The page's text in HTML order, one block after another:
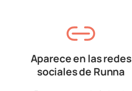
Aparece en las redes
sociales de Runna